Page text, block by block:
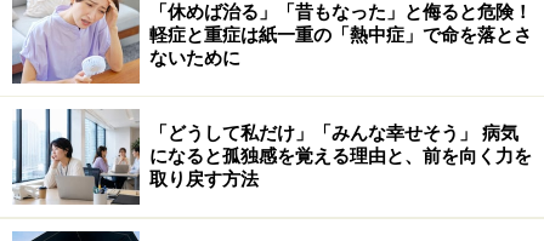
然死が気になっている人もいるようです。
一人暮らしの人が真夏の風呂上がりにビールや酎ハイを
飲み、扇風機にあたっているときに突然死……。「亡くな
った方の部屋では扇風機が動いたままだった」といった
報道があると、扇風機使用中の突然死で、扇風機が原因
かのように思われてしまうかもしれません。
「休めば治る」「昔もなった」と侮ると危険！
軽症と重症は紙一重の「熱中症」で命を落とさ
ないために
「どうして私だけ」「みんな幸せそう」 病気
になると孤独感を覚える理由と、前を向く力を
取り戻す方法